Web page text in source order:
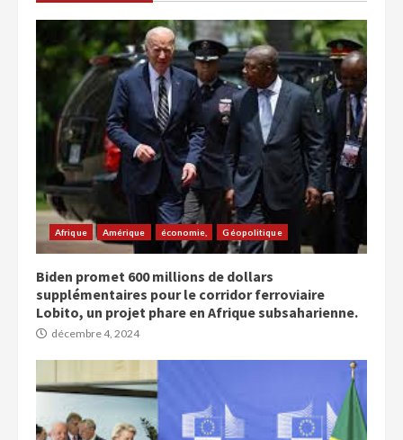
Afrique Amérique économie, Géopolitique
Biden promet 600 millions de dollars
supplémentaires pour le corridor ferroviaire
Lobito, un projet phare en Afrique subsaharienne.
décembre 4, 2024